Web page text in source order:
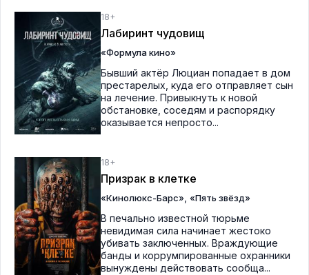
18+
Лабиринт чудовищ
«Формула кино»
Бывший актёр Люциан попадает в дом
престарелых, куда его отправляет сын
на лечение. Привыкнуть к новой
обстановке, соседям и распорядку
оказывается непросто...
18+
Призрак в клетке
«Кинолюкс-Барс» «Пять звёзд»
В печально известной тюрьме
невидимая сила начинает жестоко
убивать заключенных. Враждующие
банды и коррумпированные охранники
вынуждены действовать сообща...